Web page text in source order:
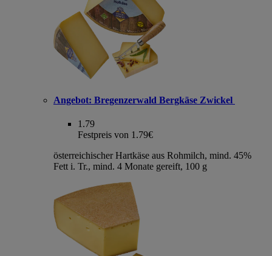
Angebot: Bregenzerwald Bergkäse Zwickel
1.79
Festpreis von 1.79€
österreichischer Hartkäse aus Rohmilch, mind. 45%
Fett i. Tr., mind. 4 Monate gereift, 100 g